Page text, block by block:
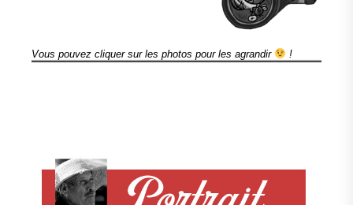
Vous pouvez cliquer sur les photos pour les agrandir !